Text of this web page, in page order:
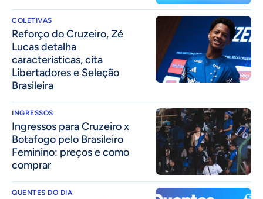
COLETIVAS
⁠Reforço do Cruzeiro, Zé
Lucas detalha
características, cita
Libertadores e Seleção
Brasileira
INGRESSOS
Ingressos para Cruzeiro x
Botafogo pelo Brasileiro
Feminino: preços e como
comprar
QUENTES DO DIA